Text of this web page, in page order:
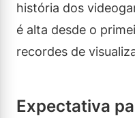
história dos
é alta desde o
recordes de
Expectativa